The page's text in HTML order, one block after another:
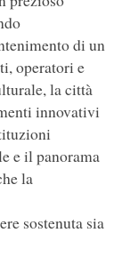
di un
operatori e
la città
innovativi
e il panorama
la
sostenuta sia